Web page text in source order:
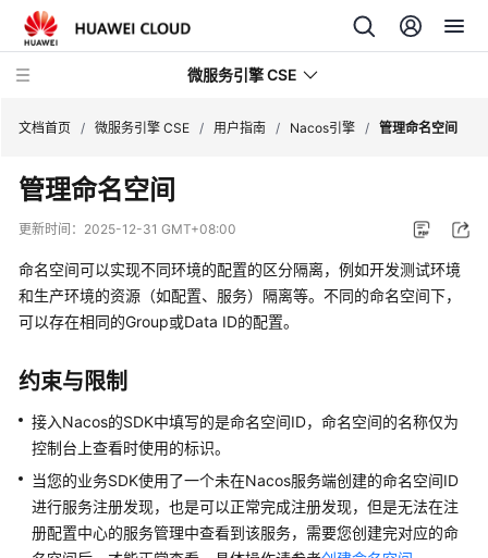
微服务引擎 CSE
最
新
态
产
介
绍
计
说
明
文档首页 / 微服务引擎 CSE / 用户指南 / Nacos引擎 / 管理命名空间
管理命名空间
更新时间： 2025-12-31 GMT+08:00
命名空间可以实现不同环境的配置的区分隔离，例如开发测试环境
和生产环境的资源（如配置、服务）隔离等。不同的命名空间下，
可以存在相同的Group或Data ID的配置。
约束与限制
接入Nacos的SDK中填写的是命名空间ID，命名空间的名称仅为
控制台上查看时使用的标识。
当您的业务SDK使用了一个未在Nacos服务端创建的命名空间ID
进行服务注册发现，也是可以正常完成注册发现，但是无法在注
册配置中心的服务管理中查看到该服务，需要您创建完对应的命